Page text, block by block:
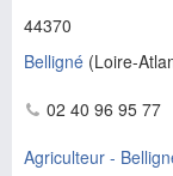
44370
Belligné (Loire-
02 40 96 95 77
Agriculteur -